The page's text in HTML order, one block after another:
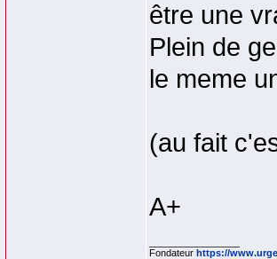
être une
Plein de
le meme
(au fait
A+
Fondateur https://